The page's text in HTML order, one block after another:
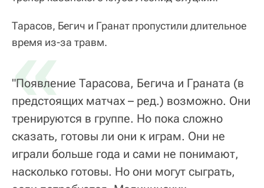
Тарасов, Бегич и Гранат пропустили длительное
время из-за травм.
«
"Появление Тарасова, Бегича и Граната (в
предстоящих матчах – ред.) возможно. Они
тренируются в группе. Но пока сложно
сказать, готовы ли они к играм. Они не
играли больше года и сами не понимают,
насколько готовы. Но они могут сыграть,